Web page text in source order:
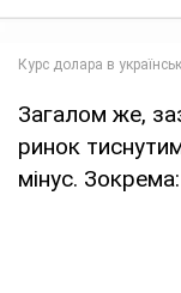
Загалом же,
ринок
мінус. Зокрема: